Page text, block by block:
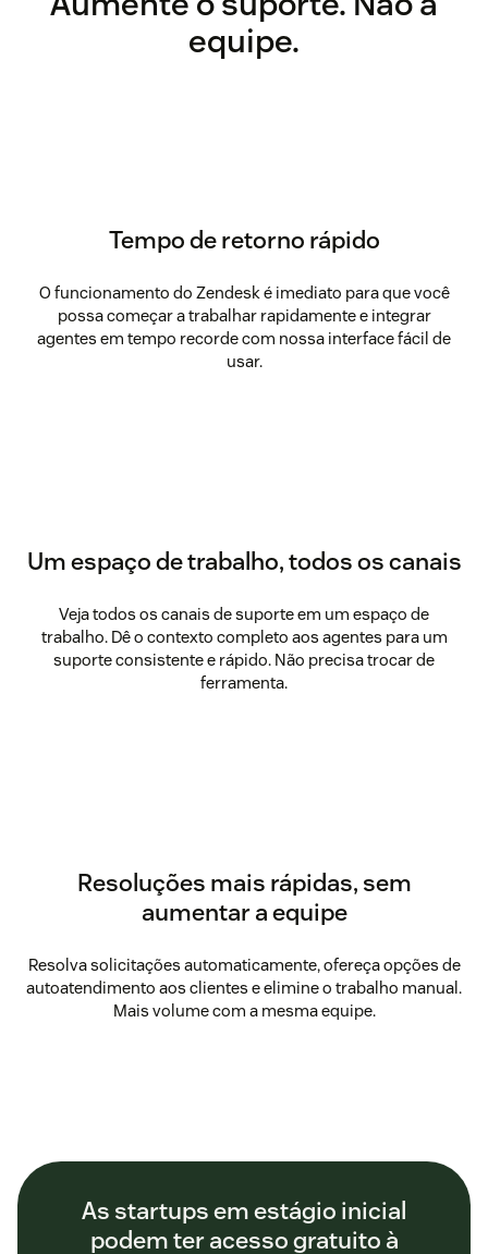
equipe.
Tempo de retorno rápido
O funcionamento do Zendesk é imediato para que você
possa começar a trabalhar rapidamente e integrar
agentes em tempo recorde com nossa interface fácil de
usar.
Um espaço de trabalho, todos os canais
Veja todos os canais de suporte em um espaço de
trabalho. Dê o contexto completo aos agentes para um
suporte consistente e rápido. Não precisa trocar de
ferramenta.
Resoluções mais rápidas, sem
aumentar a equipe
Resolva solicitações automaticamente, ofereça opções de
autoatendimento aos clientes e elimine o trabalho manual.
Mais volume com a mesma equipe.
As startups em estágio inicial
podem ter acesso gratuito à